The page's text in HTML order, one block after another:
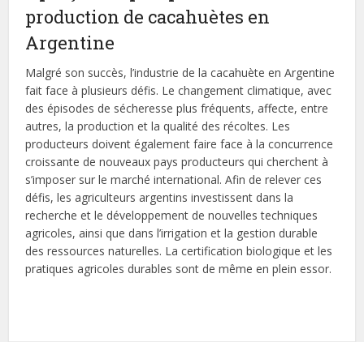
production de cacahuètes en
Argentine
Malgré son succès, l’industrie de la cacahuète en Argentine
fait face à plusieurs défis. Le changement climatique, avec
des épisodes de sécheresse plus fréquents, affecte, entre
autres, la production et la qualité des récoltes. Les
producteurs doivent également faire face à la concurrence
croissante de nouveaux pays producteurs qui cherchent à
s’imposer sur le marché international. Afin de relever ces
défis, les agriculteurs argentins investissent dans la
recherche et le développement de nouvelles techniques
agricoles, ainsi que dans l’irrigation et la gestion durable
des ressources naturelles. La certification biologique et les
pratiques agricoles durables sont de même en plein essor.